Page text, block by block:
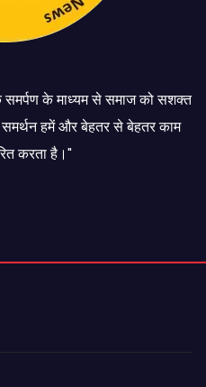
समर्पण के माध्यम से समाज को सशक्त
हमें और बेहतर से बेहतर काम
करता है।"